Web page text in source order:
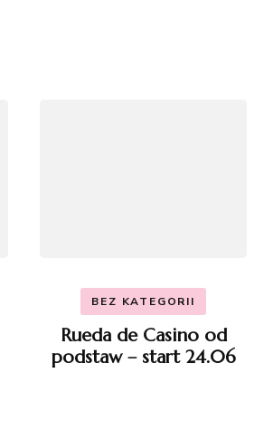
BEZ KATEGORII
Rueda de Casino od
podstaw – start 24.06